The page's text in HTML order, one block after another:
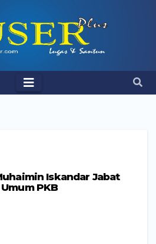
Iskandar Jabat
PKB